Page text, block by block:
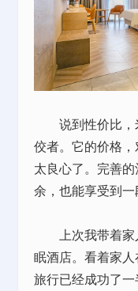
说到性价比，
佼者。它的价格
太良心了。完善
余，也能享受到一
上次我带着家
眠酒店。看着家
旅行已经成功了